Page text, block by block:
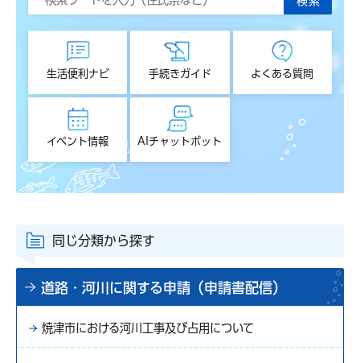
生活便利ナビ 手続きガイド よくある質問
イベント情報 AIチャットボット
同じ分類から探す
道路・河川に関する申請（申請書配信）
焼津市における河川工事及び占用について